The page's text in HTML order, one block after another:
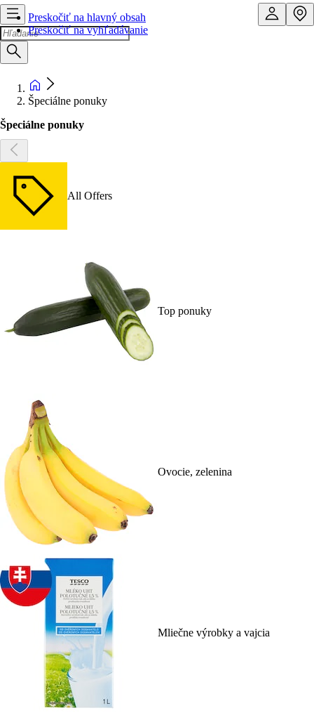
Preskočiť na hlavný obsah
Preskočiť na vyhľadávanie
Špeciálne ponuky
Špeciálne ponuky
All Offers
Top ponuky
Ovocie, zelenina
Mliečne výrobky a vajcia